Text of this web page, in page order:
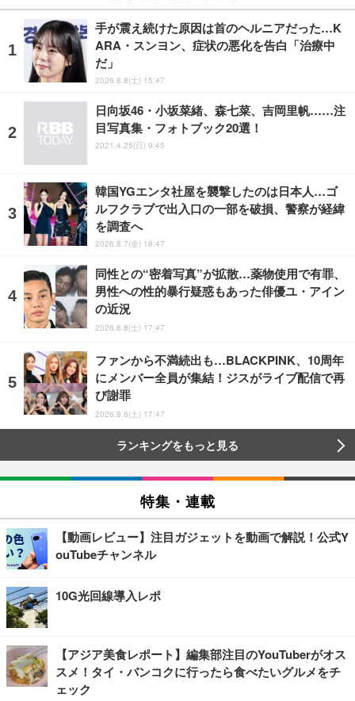
手が震え続けた原因は首のヘルニアだった…K
ARA・スンヨン、症状の悪化を告白「治療中
だ」
2026.8.8(土) 15:47
日向坂46・小坂菜緒、森七菜、吉岡里帆……注
目写真集・フォトブック20選！
2021.4.25(日) 9:45
韓国YGエンタ社屋を襲撃したのは日本人…ゴ
ルフクラブで出入口の一部を破損、警察が経緯
を調査へ
2026.8.7(金) 18:47
同性との“密着写真”が拡散…薬物使用で有罪、
男性への性的暴行疑惑もあった俳優ユ・アイン
の近況
2026.8.8(土) 17:47
ファンから不満続出も…BLACKPINK、10周年
にメンバー全員が集結！ジスがライブ配信で再
び謝罪
2026.8.8(土) 17:47
ランキングをもっと見る
特集・連載
【動画レビュー】注目ガジェットを動画で解説！公式Y
ouTubeチャンネル
10G光回線導入レポ
【アジア美食レポート】編集部注目のYouTuberがオス
スメ！タイ・バンコクに行ったら食べたいグルメをチ
ェック